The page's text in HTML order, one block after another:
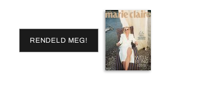
RENDELD MEG!